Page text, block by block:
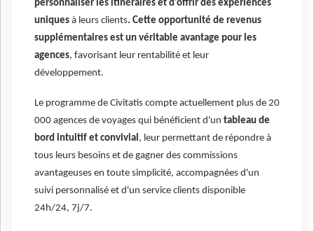
personnaliser les itinéraires et d'offrir des expériences
uniques à leurs clients. Cette opportunité de revenus
supplémentaires est un véritable avantage pour les
agences, favorisant leur rentabilité et leur
développement.
Le programme de Civitatis compte actuellement plus de 20
000 agences de voyages qui bénéficient d'un tableau de
bord intuitif et convivial , leur permettant de répondre à
tous leurs besoins et de gagner des commissions
avantageuses en toute simplicité, accompagnées d'un
suivi personnalisé et d'un service clients disponible
24h/24, 7j/7.